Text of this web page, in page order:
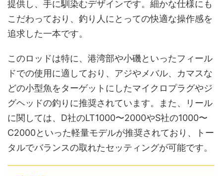
提供し、手に馴染むデザインです。細かな仕様にも
こだわっており、釣り人にとっての快適な操作感を
追求した一本です。
このロッドは特に、港湾部や小磯といったフィール
ドでの使用に適しており、アジやメバル、カマスな
どの小型魚をターゲットにしたマイクロプラグやジ
グヘッドの釣りに推奨されています。また、リール
に関しては、D社のLT1000〜2000やS社の1000〜
C2000といった軽量モデルが推奨されており、トー
タルでバランスの取れたセッティングが可能です。